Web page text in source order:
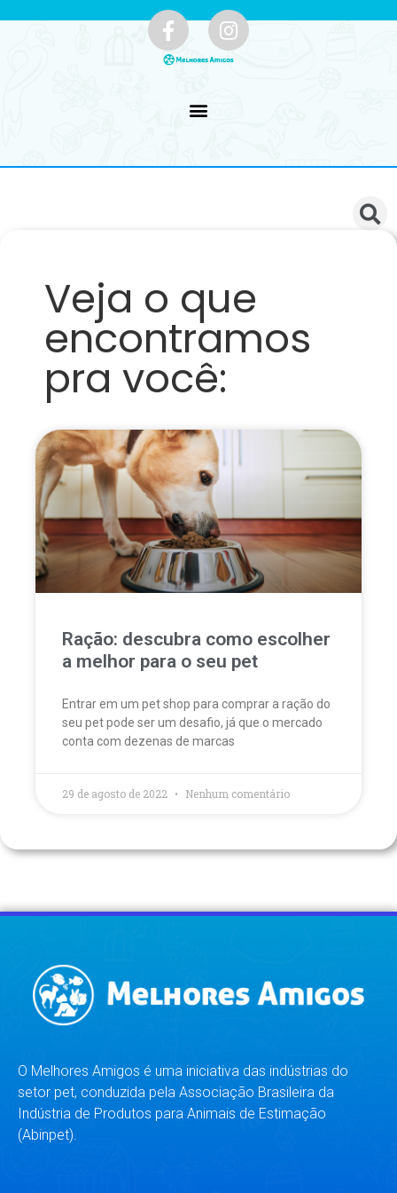
Veja o que
encontramos
pra você:
Ração: descubra como escolher
a melhor para o seu pet
Entrar em um pet shop para comprar a ração do
seu pet pode ser um desafio, já que o mercado
conta com dezenas de marcas
29 de agosto de 2022 Nenhum comentário
O Melhores Amigos é uma iniciativa das indústrias do
setor pet, conduzida pela Associação Brasileira da
Indústria de Produtos para Animais de Estimação
(Abinpet).